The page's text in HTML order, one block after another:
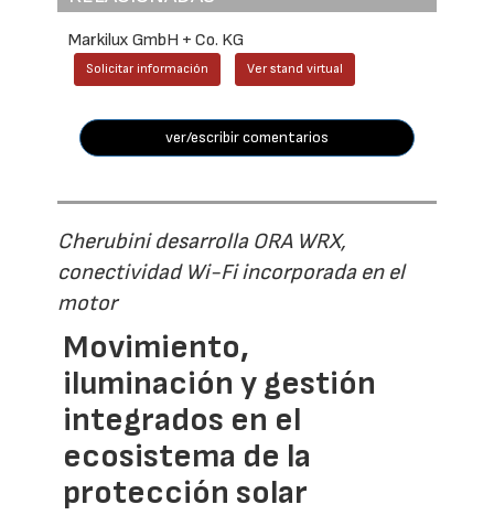
Markilux GmbH + Co. KG
Solicitar información Ver stand virtual
ver/escribir comentarios
Cherubini desarrolla ORA WRX,
conectividad Wi-Fi incorporada en el
motor
Movimiento,
iluminación y gestión
integrados en el
ecosistema de la
protección solar